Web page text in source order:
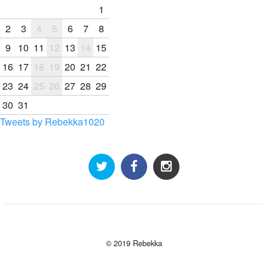
1
2
3 4 5 6 7
8
9
10 11 12 13 14 15
16 17 18 19 20 21 22
23 24 25 26 27 28 29
30 31
Tweets by Rebekka1020
© 2019 Rebekka